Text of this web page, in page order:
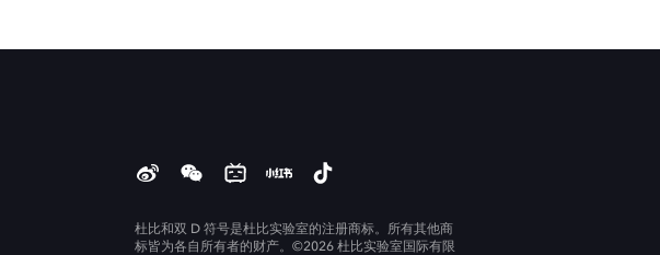
杜比和双 D 符号是杜比实验室的注册商标。所有其他商
标皆为各自所有者的财产。©2026 杜比实验室国际有限